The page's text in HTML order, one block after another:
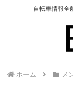
自転車情報全
ホーム メ